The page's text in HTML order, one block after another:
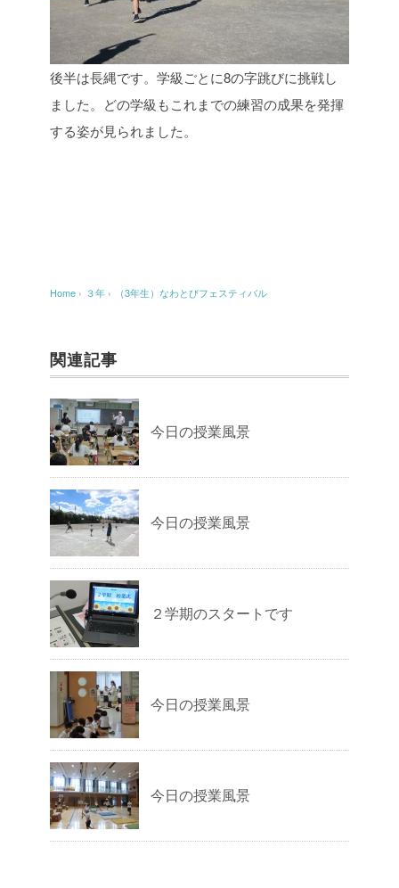
後半は長縄です。学級ごとに8の字跳びに挑戦し
ました。どの学級もこれまでの練習の成果を発揮
する姿が見られました。
Home › ３年 › （3年生）なわとびフェスティバル
関連記事
今日の授業風景
今日の授業風景
２学期のスタートです
今日の授業風景
今日の授業風景